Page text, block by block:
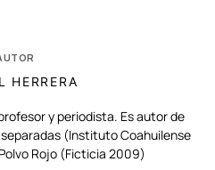
HERRERA
y periodista. Es autor de
(Instituto Coahuilense
Rojo (Ficticia 2009)